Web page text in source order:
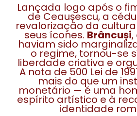
Lançada logo após o
de Ceaușescu, a
revalorização da
seus ícones. Brâncuși,
haviam sido
o regime, tornou-se
liberdade criativa e
A nota de 500 Lei de
mais do que um
monetário — é uma
espírito artístico e à
identidade